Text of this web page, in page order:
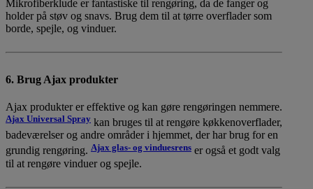
Mikrofiberklude er fantastiske til rengøring, da de fanger og
holder på støv og snavs. Brug dem til at tørre overflader som
borde, spejle, og vinduer.
6. Brug Ajax produkter
Ajax produkter er effektive og kan gøre rengøringen nemmere.
Ajax Universal Spray kan bruges til at rengøre køkkenoverflader,
badeværelser og andre områder i hjemmet, der har brug for en
grundig rengøring. Ajax glas- og vinduesrens er også et godt valg
til at rengøre vinduer og spejle.